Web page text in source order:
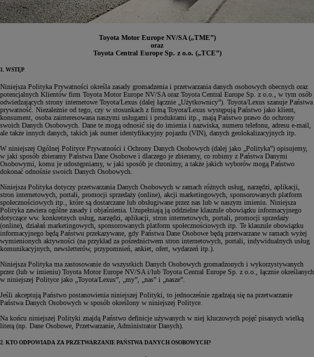
Toyota Motor Europe NV/SA („TME”)
oraz
Toyota Central Europe Sp. z o.o. („TCE”)
1. WSTĘP
Niniejsza Polityka Prywatności określa zasady gromadzenia i przetwarzania danych osobowych obecnych oraz
potencjalnych Klientów firm Toyota Motor Europe NV/SA oraz Toyota Central Europe Sp. z o.o., w tym osób
odwiedzających strony internetowe Toyota/Lexus (dalej łącznie „Użytkownicy”). Toyota/Lexus szanuje Państwa
prywatność. Niezależnie od tego, czy w stosunkach z firmą Toyota/Lexus występują Państwo jako klient,
konsument, osoba zainteresowana naszymi usługami i produktami itp., mają Państwo prawo do ochrony
swoich Danych Osobowych. Dane te mogą odnosić się do imienia i nazwiska, numeru telefonu, adresu e-mail,
ale także innych danych, takich jak numer identyfikacyjny pojazdu (VIN), danych geolokalizacyjnych itp.
W niniejszej Ogólnej Polityce Prywatności i Ochrony Danych Osobowych (dalej jako „Polityka”) opisujemy,
w jaki sposób zbieramy Państwa Dane Osobowe i dlaczego je zbieramy, co robimy z Państwa Danymi
Osobowymi, komu je udostępniamy, w jaki sposób je chronimy, a także jakich wyborów mogą Państwo
dokonać odnośnie swoich Danych Osobowych.
Niniejsza Polityka dotyczy przetwarzania Danych Osobowych w ramach różnych usług, narzędzi, aplikacji,
stron internetowych, portali, promocji sprzedaży (online), akcji marketingowych, sponsorowanych platform
społecznościowych itp., które są dostarczane lub obsługiwane przez nas lub w naszym imieniu. Niniejsza
Polityka zawiera ogólne zasady i objaśnienia. Uzupełniają ją oddzielne klauzule obowiązku informacyjnego
dotyczące ww. konkretnych usług, narzędzi, aplikacji, stron internetowych, portali, promocji sprzedaży
(online), działań marketingowych, sponsorowanych platform społecznościowych itp. Te klauzule obowiązku
informacyjnego będą Państwu przekazywane, gdy Państwa Dane Osobowe będą przetwarzane w ramach wyżej
wymienionych aktywności (na przykład za pośrednictwem stron internetowych, portali, indywidualnych usług
komunikacyjnych, newsletterów, przypomnień, ankiet, ofert, wydarzeń itp.).
Niniejsza Polityka ma zastosowanie do wszystkich Danych Osobowych gromadzonych i wykorzystywanych
przez (lub w imieniu) Toyota Motor Europe NV/SA i/lub Toyota Central Europe Sp. z o.o., łącznie określanych
w niniejszej Polityce jako „Toyota/Lexus”, „my”, „nas” i „nasze”.
Jeśli akceptują Państwo postanowienia niniejszej Polityki, to jednocześnie zgadzają się na przetwarzanie
Państwa Danych Osobowych w sposób określony w niniejszej Polityce.
Na końcu niniejszej Polityki znajdą Państwo definicje używanych w niej kluczowych pojęć pisanych wielką
literą (np. Dane Osobowe, Przetwarzanie, Administrator Danych).
2. KTO ODPOWIADA ZA PRZETWARZANIE PAŃSTWA DANYCH OSOBOWYCH?